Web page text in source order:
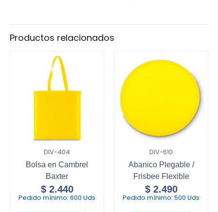
Productos relacionados
DIV-404
Bolsa en Cambrel
Baxter
$2.440
Pedido mínimo: 600 Uds
DIV-610
Abanico Plegable /
Frisbee Flexible
$2.490
Pedido mínimo: 500 Uds